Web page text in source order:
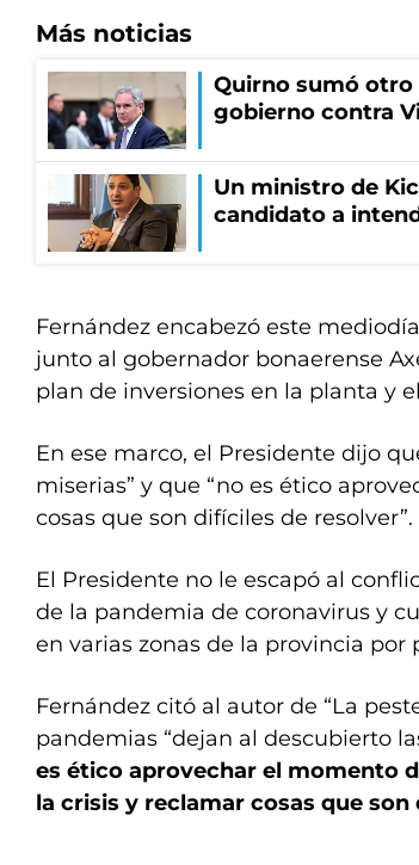
Más noticias
Quirno sumó otro
gobierno contra
Un ministro de
candidato a
Fernández encabezó este
junto al gobernador bonaerense
plan de inversiones en la planta y
En ese marco, el Presidente dijo
miserias” y que “no es ético
cosas que son difíciles de resolver”.
El Presidente no le escapó al
de la pandemia de coronavirus y
en varias zonas de la provincia por
Fernández citó al autor de “La
pandemias “dejan al descubierto
es ético aprovechar el momento
la crisis y reclamar cosas que